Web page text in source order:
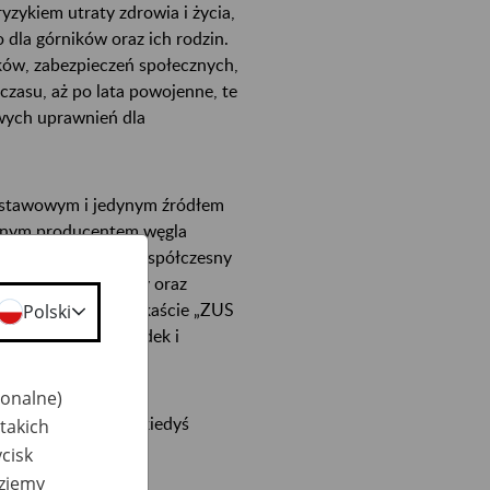
utraty zdrowia i życia,
dla górników oraz ich rodzin.
zabezpieczeń społecznych,
aż po lata powojenne, te
uprawnień dla
i jedynym źródłem
producentem węgla
energetycznym, współczesny
nowoczesny oraz
w naszym podkaście „ZUS
którego dziadek i
mieście zwanym kiedyś
Polski